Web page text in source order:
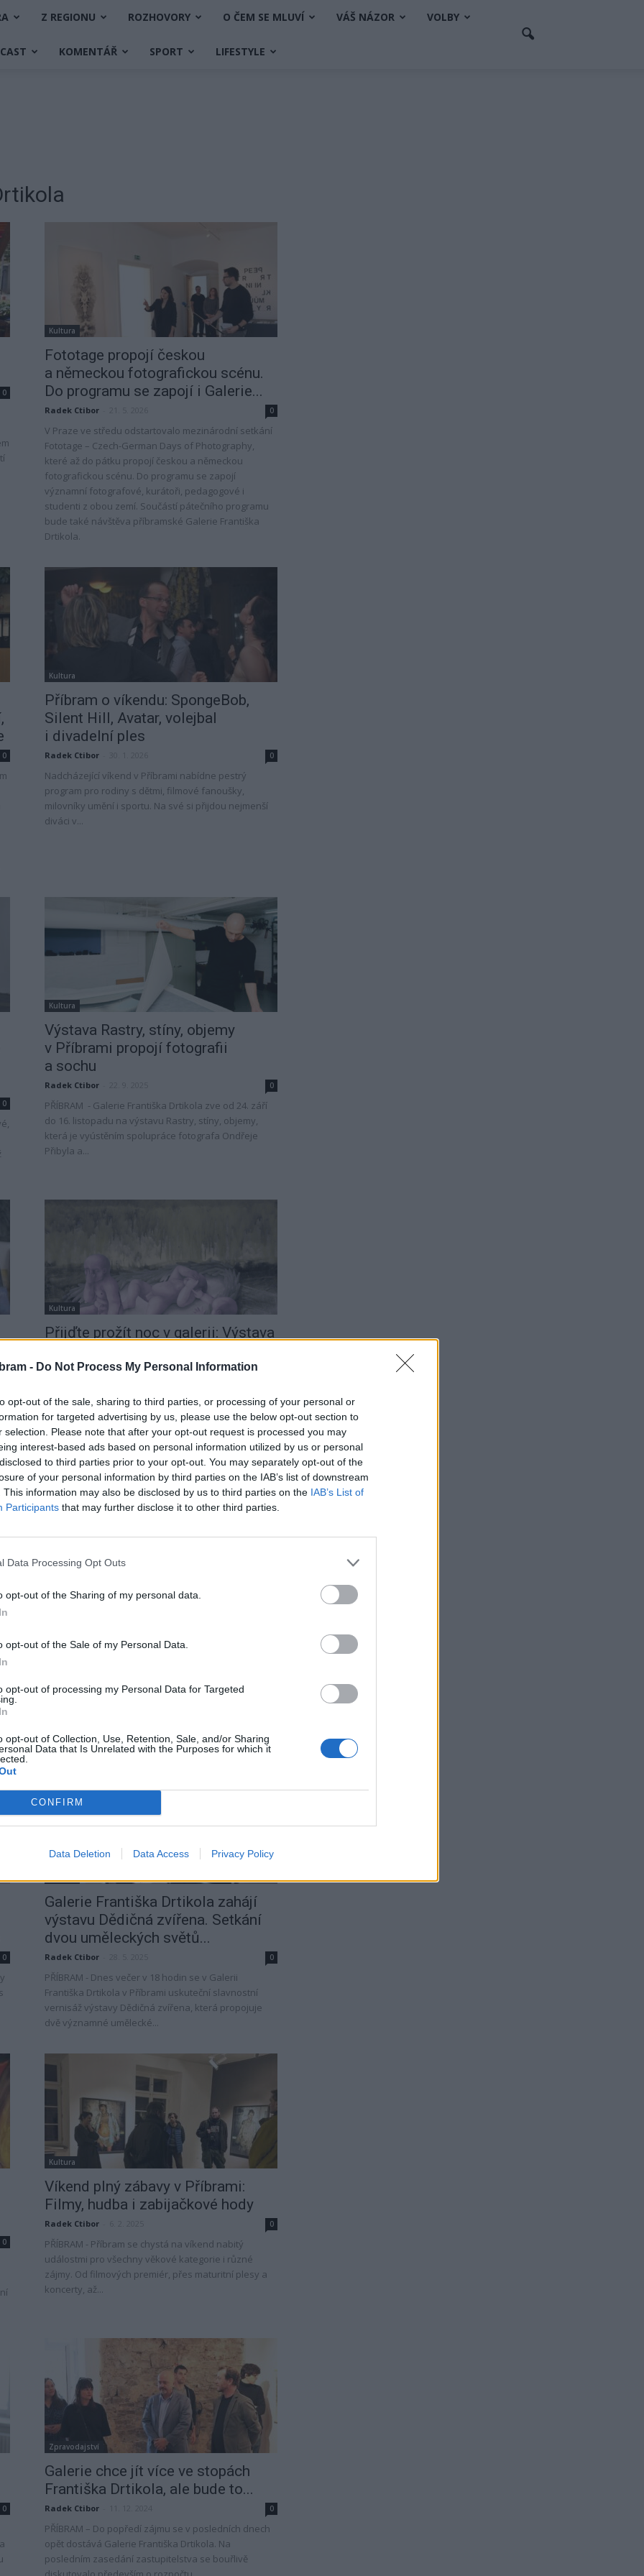
- Do Not Process My Personal Information
opt-out of the sale, sharing to third parties, or processing of your personal or
for targeted advertising by us, please use the below opt-out section to
selection. Please note that after your opt-out request is processed you may
interest-based ads based on personal information utilized by us or personal
to third parties prior to your opt-out. You may separately opt-out of the
of your personal information by third parties on the IAB’s list of downstream
This information may also be disclosed by us to third parties on the IAB’s List of
Participants that may further disclose it to other third parties.
Data Processing Opt Outs
opt-out of the Sharing of my personal data.
opt-out of the Sale of my Personal Data.
opt-out of processing my Personal Data for Targeted
opt-out of Collection, Use, Retention, Sale, and/or Sharing
Data that Is Unrelated with the Purposes for which it
CONFIRM
Data Deletion Data Access Privacy Policy
Z REGIONU ROZHOVORY O ČEM SE MLUVÍ VÁŠ NÁZOR VOLBY
KOMENTÁŘ SPORT LIFESTYLE
0
Kultura
Fototage propojí českou
a německou fotografickou scénu.
Do programu se zapojí i Galerie...
Radek Ctibor 0
V Praze ve středu odstartovalo mezinárodní setkání
Fototage – Czech-German Days of Photography,
které až do pátku propojí českou a německou
fotografickou scénu. Do programu se zapojí
významní fotografové, kurátoři, pedagogové i
studenti z obou zemí. Součástí pátečního programu
bude také návštěva příbramské Galerie Františka
Drtikola.
0
Kultura
Příbram o víkendu: SpongeBob,
Silent Hill, Avatar, volejbal
i divadelní ples
Radek Ctibor 0
Nadcházející víkend v Příbrami nabídne pestrý
program pro rodiny s dětmi, filmové fanoušky,
milovníky umění i sportu. Na své si přijdou nejmenší
diváci v...
0
Kultura
Výstava Rastry, stíny, objemy
v Příbrami propojí fotografii
a sochu
Radek Ctibor 0
PŘÍBRAM - Galerie Františka Drtikola zve od 24. září
do 16. listopadu na výstavu Rastry, stíny, objemy,
která je vyústěním spolupráce fotografa Ondřeje
Přibyla a...
Kultura
Přijďte prožít noc v galerii: Výstava
i spaní pod...
PŘÍBRAM – Galerie Františka Drtikola chystá na 21.
srpna od 21:00 výjimečný večer, který propojí
současné umění, letní atmosféru a nevšední zážitek.
Výstava BOND...
Kultura
výtvarné dílny i hippie...
PŘÍBRAM - Příbram se promění od 13. do 17. června v
Ernestinum i...
0
Galerie Františka Drtikola zahájí
výstavu Dědičná zvířena. Setkání
dvou uměleckých světů...
Radek Ctibor 0
PŘÍBRAM - Dnes večer v 18 hodin se v Galerii
Františka Drtikola v Příbrami uskuteční slavnostní
vernisáž výstavy Dědičná zvířena, která propojuje
dvě významné umělecké...
0
Kultura
Víkend plný zábavy v Příbrami:
Filmy, hudba i zabijačkové hody
Radek Ctibor 0
PŘÍBRAM - Příbram se chystá na víkend nabitý
událostmi pro všechny věkové kategorie i různé
zájmy. Od filmových premiér, přes maturitní plesy a
koncerty, až...
0
Zpravodajství
Galerie chce jít více ve stopách
Františka Drtikola, ale bude to...
Radek Ctibor 0
PŘÍBRAM – Do popředí zájmu se v posledních dnech
opět dostává Galerie Františka Drtikola. Na
posledním zasedání zastupitelstva se bouřlivě